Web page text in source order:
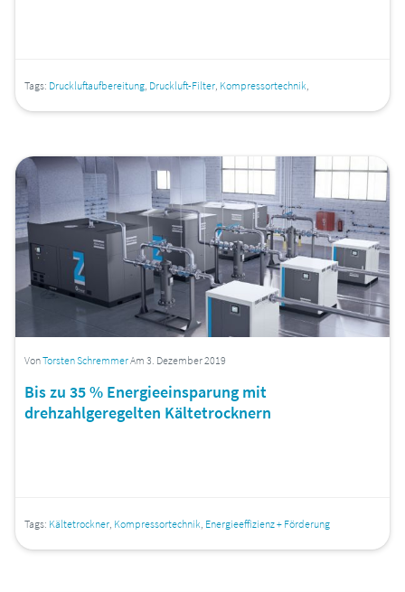
Tags: Druckluftaufbereitung, Druckluft-Filter, Kompressortechnik,
VonTorsten SchremmerAm 3. Dezember 2019
Bis zu 35 % Energieeinsparung mit
drehzahlgeregelten Kältetrocknern
Tags: Kältetrockner, Kompressortechnik, Energieeffizienz + Förderung